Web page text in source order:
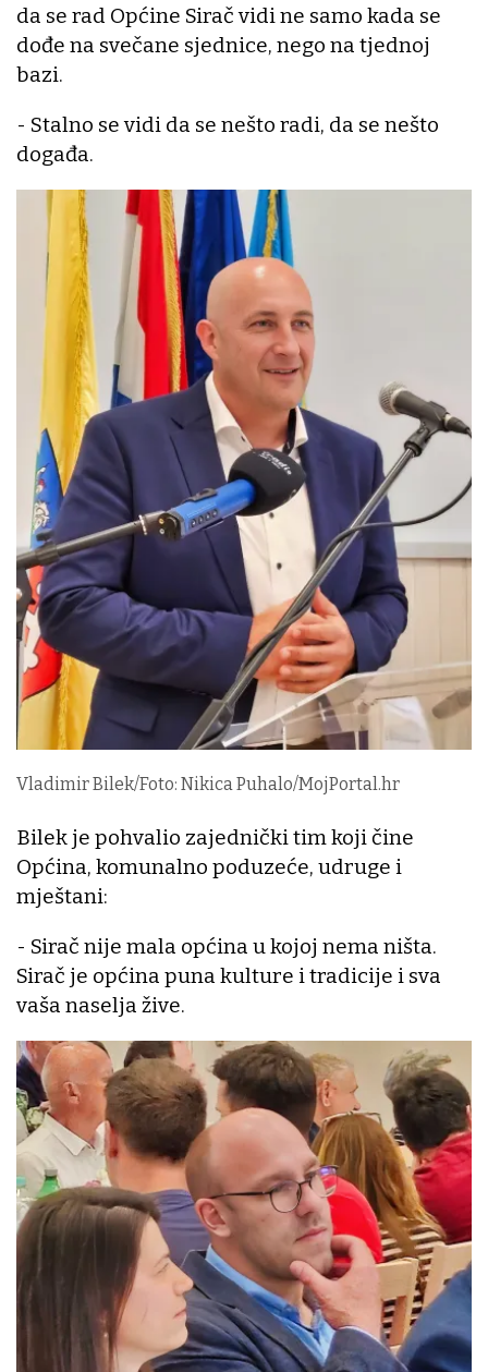
da se rad Općine Sirač vidi ne samo kada se
dođe na svečane sjednice, nego na tjednoj
bazi.
- Stalno se vidi da se nešto radi, da se nešto
događa.
Vladimir Bilek/Foto: Nikica Puhalo/MojPortal.hr
Bilek je pohvalio zajednički tim koji čine
Općina, komunalno poduzeće, udruge i
mještani:
- Sirač nije mala općina u kojoj nema ništa.
Sirač je općina puna kulture i tradicije i sva
vaša naselja žive.